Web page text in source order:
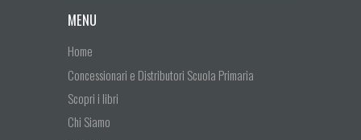
MENU
Home
Concessionari e Distributori Scuola Primaria
Scopri i libri
Chi Siamo